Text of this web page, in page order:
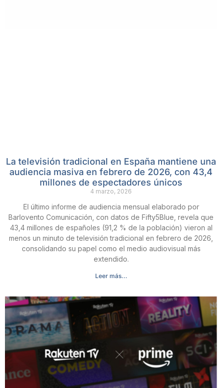
La televisión tradicional en España mantiene una
audiencia masiva en febrero de 2026, con 43,4
millones de espectadores únicos
4 marzo, 2026
El último informe de audiencia mensual elaborado por
Barlovento Comunicación, con datos de Fifty5Blue, revela que
43,4 millones de españoles (91,2 % de la población) vieron al
menos un minuto de televisión tradicional en febrero de 2026,
consolidando su papel como el medio audiovisual más
extendido.
Leer más...